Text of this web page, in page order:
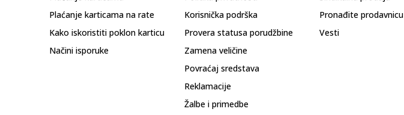
Plaćanje karticama na rate
Kako iskoristiti poklon karticu
Načini isporuke
Korisnička podrška
Provera statusa porudžbine
Zamena veličine
Povraćaj sredstava
Reklamacije
Žalbe i primedbe
Pronađite prodavnicu
Vesti